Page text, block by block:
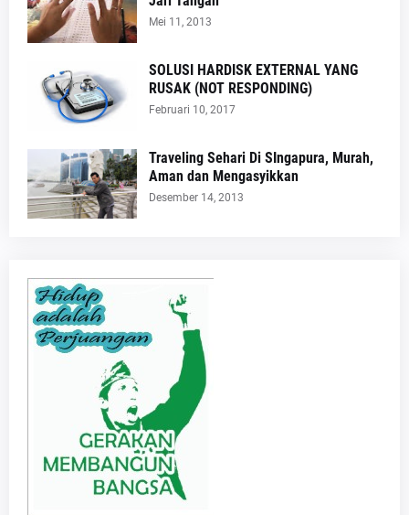
Mei 11, 2013
SOLUSI HARDISK EXTERNAL YANG
RUSAK (NOT RESPONDING)
Februari 10, 2017
Traveling Sehari Di SIngapura, Murah,
Aman dan Mengasyikkan
Desember 14, 2013